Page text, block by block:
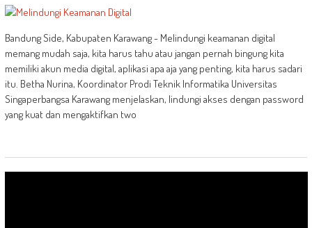
Bandung Side, Kabupaten Karawang - Melindungi keamanan digital
memang mudah saja, kita harus tahu atau jangan pernah bingung kita
memiliki akun media digital, aplikasi apa aja yang penting, kita harus sadari
itu. Betha Nurina, Koordinator Prodi Teknik Informatika Universitas
Singaperbangsa Karawang menjelaskan, lindungi akses dengan password
yang kuat dan mengaktifkan two